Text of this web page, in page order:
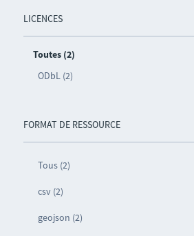
LICENCES
Toutes (2)
ODbL (2)
FORMAT DE RESSOURCE
Tous (2)
csv (2)
geojson (2)